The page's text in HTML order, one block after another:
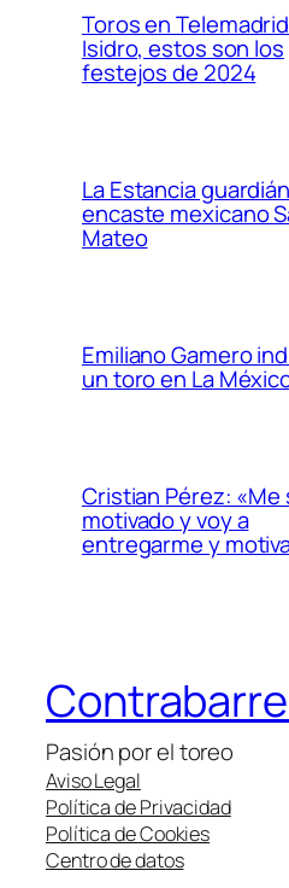
Toros en
Isidro, estos son los
festejos de 2024
La Estancia
encaste mexicano
Mateo
Emiliano Gamero
un toro en La
Cristian Pérez: «Me
motivado y voy a
entregarme y
Pasión por el toreo
Aviso Legal
Política de Privacidad
Política de Cookies
Centro de datos